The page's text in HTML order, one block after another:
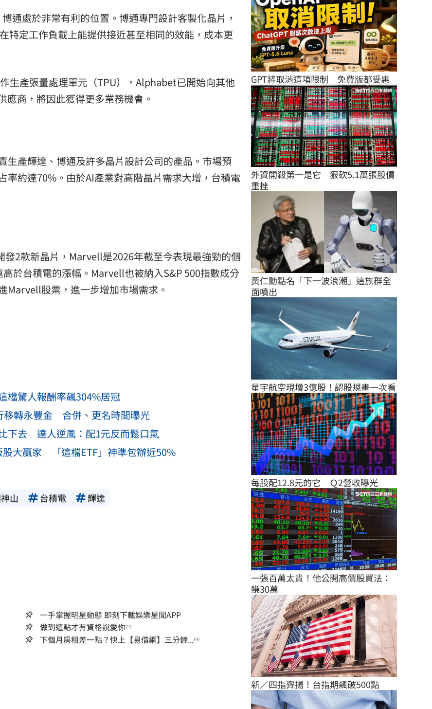
通處於非常有利的位置。博通專門設計客製化晶片，
特定工作負載上能提供接近甚至相同的效能，成本更
生產張量處理單元（TPU），Alphabet已開始向其他
應商，將因此獲得更多業務機會。
生產輝達、博通及許多晶片設計公司的產品。市場預
率約達70%。由於AI產業對高階晶片需求大增，台積電
2款新晶片，Marvell是2026年截至今表現最強勁的個
於台積電的漲幅。Marvell也被納入S&P 500指數成分
Marvell股票，進一步增加市場需求。
檔驚人報酬率飆304%居冠
移轉永豐金 合併、更名時間曝光
下去 達人逆風：配1元反而鬆口氣
大贏家 「這檔ETF」神準包辦近50%
山 台積電 輝達
一手掌握明星動態 即刻下載娛樂星聞APP
做到這點才有資格說愛你PR
下個月房租差一點？快上【易借網】三分鐘...PR
GPT將取消這項限制　免費版都受惠
外資開殺第一是它　狠砍5.1萬張股價
重挫
黃仁勳點名「下一波浪潮」這族群全
面噴出
星宇航空現增3億股！認股規畫一次看
每股配12.8元的它　Ｑ2營收曝光
一張百萬太貴！他公開高價股買法：
賺30萬
新／四指齊揚！台指期飆破500點